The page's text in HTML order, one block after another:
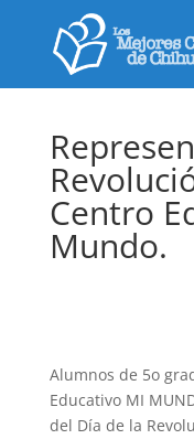
Centro
Mundo.
Alumnos de 5o
Educativo MI
del Día de la